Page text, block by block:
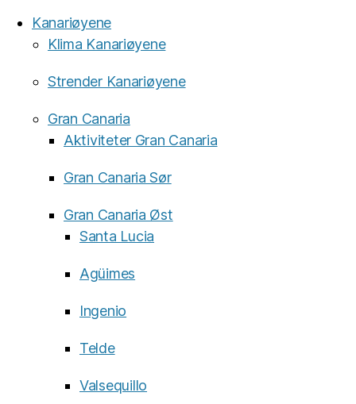
Kanariøyene
Klima Kanariøyene
Strender Kanariøyene
Gran Canaria
Aktiviteter Gran Canaria
Gran Canaria Sør
Gran Canaria Øst
Santa Lucia
Agüimes
Ingenio
Telde
Valsequillo